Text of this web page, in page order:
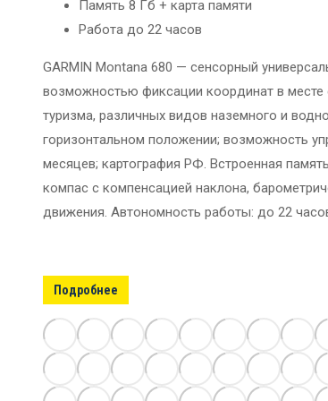
Память 8 Гб + карта памяти
Работа до 22 часов
GARMIN Montana 680 — сенсорный
возможностью фиксации координат в месте
туризма, различных видов наземного и
горизонтальном положении; возможность
месяцев; картография РФ. Встроенная
компас с компенсацией наклона,
движения. Автономность работы: до 22
Подробнее